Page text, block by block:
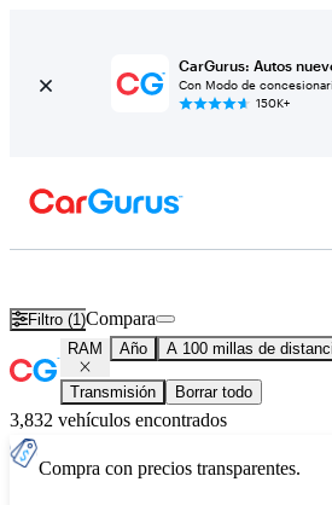
CarGurus: Autos
Con Modo de
150K+
Filtro (1)Compara
RAM Año A 100 millas de
Transmisión Borrar todo
3,832 vehículos encontrados
Compra con precios transparentes.